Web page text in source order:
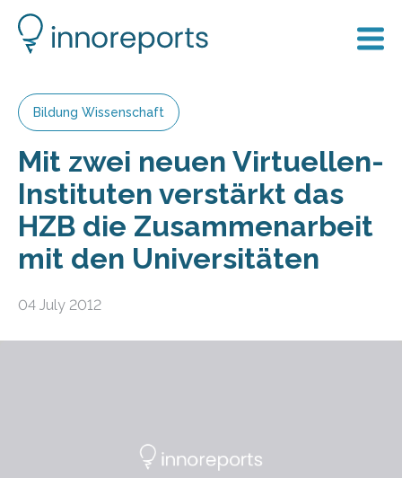
Bildung Wissenschaft
Mit zwei neuen Virtuellen-
Instituten verstärkt das
HZB die Zusammenarbeit
mit den Universitäten
04 July 2012